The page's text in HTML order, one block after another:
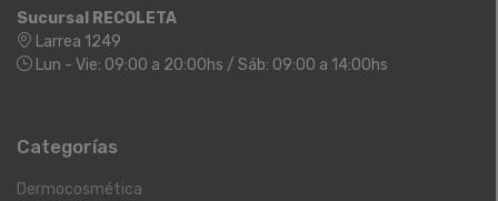
Sucursal RECOLETA
Larrea 1249
Lun - Vie: 09:00 a 20:00hs / Sáb: 09:00 a 14:00hs
Categorías
Dermocosmética